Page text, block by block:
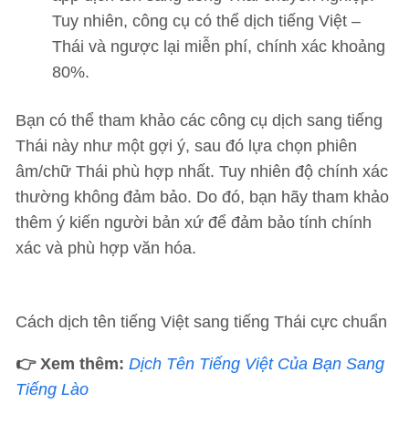
Tuy nhiên, công cụ có thể dịch tiếng Việt –
Thái và ngược lại miễn phí, chính xác khoảng
80%.
Bạn có thể tham khảo các công cụ dịch sang tiếng
Thái này như một gợi ý, sau đó lựa chọn phiên
âm/chữ Thái phù hợp nhất. Tuy nhiên độ chính xác
thường không đảm bảo. Do đó, bạn hãy tham khảo
thêm ý kiến người bản xứ để đảm bảo tính chính
xác và phù hợp văn hóa.
Cách dịch tên tiếng Việt sang tiếng Thái cực chuẩn
👉 Xem thêm: Dịch Tên Tiếng Việt Của Bạn Sang
Tiếng Lào